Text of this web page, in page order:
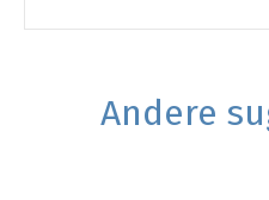
Andere